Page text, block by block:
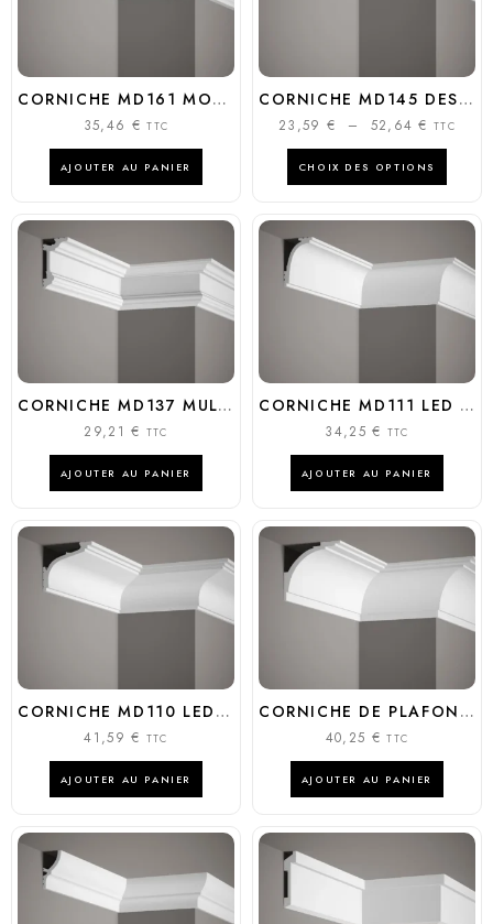
CORNICHE MD161 MODERNE STRUCTURÉE 8CM POLYURÉTHANE | MARDOM DÉCOR
35,46 € TTC
AJOUTER AU PANIER
CORNICHE MD145 DESIGN ESCALIER POLYURÉTHANE 7CM | MARDOM DÉCOR
23,59 € – 52,64€ TTC
CHOIX DES OPTIONS
CORNICHE MD137 MULTIFONCTION LED RIDEAU 8,1CM | MARDOM DECOR
29,21€ TTC
AJOUTER AU PANIER
CORNICHE MD111 LED CLASSIQUE 8,5CM POLYURÉTHANE | MARDOM DÉCOR
34,25€ TTC
AJOUTER AU PANIER
CORNICHE MD110 LED ÉPURÉE 7CM POLYURÉTHANE | MARDOM DECOR
41,59€ TTC
AJOUTER AU PANIER
CORNICHE DE PLAFOND MD 105
40,25 € TTC
AJOUTER AU PANIER